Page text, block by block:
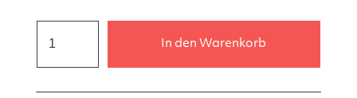
In den Warenkorb